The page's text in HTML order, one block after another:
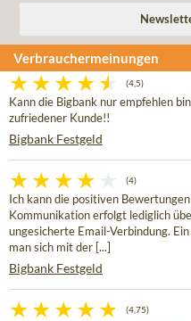
Verbrauchermeinungen
(4,5)
Kann die Bigbank nur empfehlen
zufriedener Kunde!!
Bigbank Festgeld
(4)
Ich kann die positiven
Kommunikation erfolgt lediglich
ungesicherte Email-Verbindung.
man sich mit der [...]
Bigbank Festgeld
(4,75)